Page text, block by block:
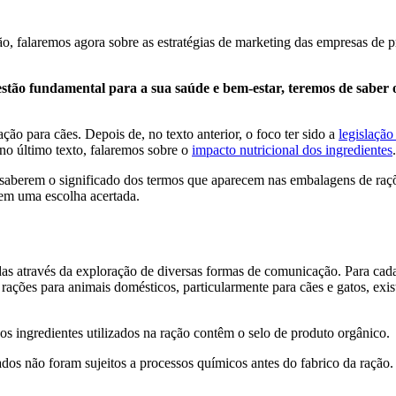
falaremos agora sobre as estratégias de marketing das empresas de
fundamental para a sua saúde e bem-estar, teremos de
para cães. Depois de, no texto anterior, o foco ter sido a
último texto, falaremos sobre o impacto nutricional dos ingredientes.
o significado dos termos que aparecem nas embalagens de
uma escolha acertada.
através da exploração de diversas formas de comunicação. Para
para animais domésticos, particularmente para cães e gatos,
ingredientes utilizados na ração contêm o selo de produto orgânico.
não foram sujeitos a processos químicos antes do fabrico da